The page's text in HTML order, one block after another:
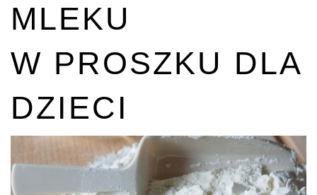
MLEKU
W PROSZKU DLA
DZIECI